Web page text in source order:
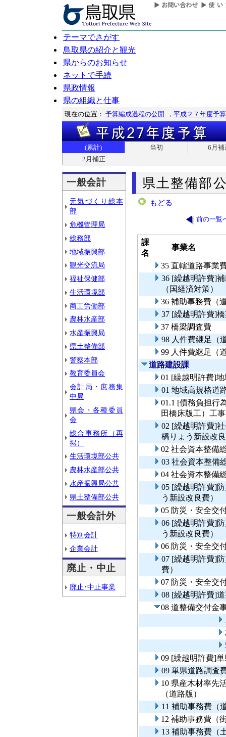
テーマでさがす
鳥取県の紹介と観光
県からのお知らせ
ネットで手続
県政情報
県の組織と仕事
現在の位置： 予算編成過程の公開 平成２７年度予算
(累計) 当初
6月補
2月補正
一般会計
元気づくり総本
部
危機管理局
総務部
地域振興部
観光交流局
福祉保健部
生活環境部
商工労働部
農林水産部
水産振興局
県土整備部
警察本部
教育委員会
会計局・庶務集
中局
県会・各種委員
会
総合事務所（再
掲）
生活環境部公共
農林水産部公共
水産振興局公共
県土整備部公共
一般会計外
特別会計
企業会計
廃止・中止
廃止･中止事業
県土整備部
もどる
前の一覧
課
名
事業名
35 直轄道路事業
36 [繰越明許費]
（国経済対策）
36 補助事務費（
37 [繰越明許費]
37 橋梁調査費
98 人件費継足（
99 人件費継足（
道路建設課
01 [繰越明許費]
01 地域高規格道
01.1 [債務負担行
田橋床版工）工事
02 [繰越明許費]
橋りょう新設改
02 社会資本整備
03 社会資本整備
04 社会資本整備
05 [繰越明許費]
う新設改良費）
05 防災・安全交
06 [繰越明許費]
う新設改良費）
06 防災・安全交
07 [繰越明許費]
費）
07 防災・安全交
08 [繰越明許費]
08 道整備交付金
09 [繰越明許費]
09 単県道路調査
10 県産木材率先
（道路版）
11 補助事務費（
12 補助事務費（
13 補助事務費（